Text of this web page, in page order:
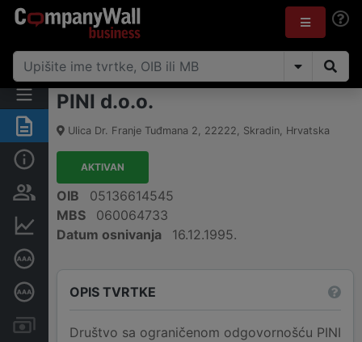
Sažetak
Osobe i vlasništvo
Dubinska bonitetna ocjena
Računi i blokade
PINI d.o.o.
Ulica Dr. Franje Tuđmana 2, 22222, Skradin, Hrvatska
AKTIVAN
OIB
05136614545
MBS
060064733
Datum osnivanja
16.12.1995.
OPIS TVRTKE
Društvo sa ograničenom odgovornošću PINI